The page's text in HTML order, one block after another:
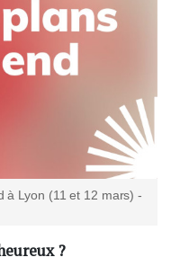
à Lyon (11 et 12 mars) -
?